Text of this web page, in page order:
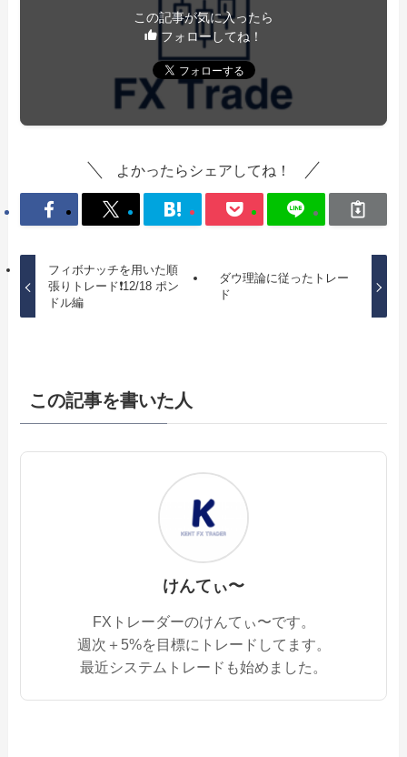
この記事が気に入ったら
フォローしてね！
よかったらシェアしてね！
フィボナッチを用いた順
張りトレード❗️12/18 ポン
ドル編
ダウ理論に従ったトレー
ド
この記事を書いた人
けんてぃ〜
FXトレーダーのけんてぃ〜です。
週次＋5%を目標にトレードしてます。
最近システムトレードも始めました。